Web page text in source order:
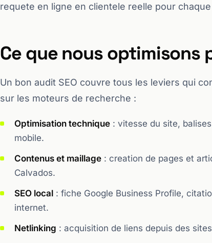
requete en ligne en clientele reelle pour
Ce que nous optimisons
Un bon audit SEO couvre tous les leviers qui
sur les moteurs de recherche :
Optimisation technique : vitesse du site,
mobile.
Contenus et maillage : creation de pages et
Calvados.
SEO local : fiche Google Business Profile,
internet.
Netlinking : acquisition de liens depuis des